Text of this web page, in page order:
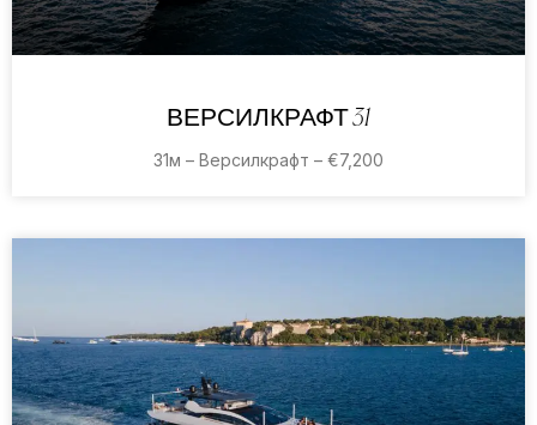
ВЕРСИЛКРАФТ 31
31м – Версилкрафт – €7,200